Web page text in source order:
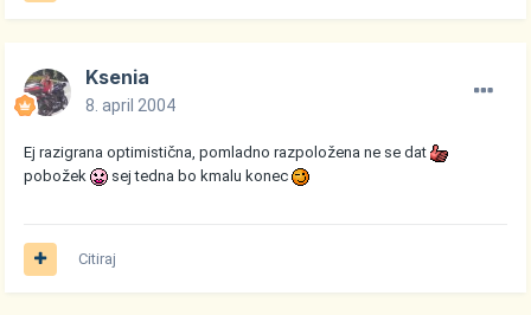
Ksenia
8. april 2004
Ej razigrana optimistična, pomladno razpoložena ne se dat
pobožek
sej tedna bo kmalu konec
Citiraj